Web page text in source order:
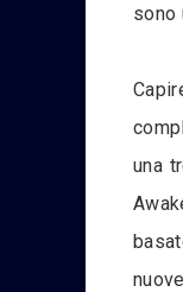
sono
una